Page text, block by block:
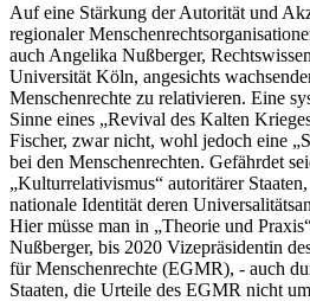
Auf eine Stärkung der Autorität und
regionaler
auch Angelika Nußberger,
Universität Köln, angesichts
Menschenrechte zu relativieren. Eine
Sinne eines „Revival des Kalten
Fischer, zwar nicht, wohl jedoch eine
bei den Menschenrechten. Gefährdet
„Kulturrelativismus“ autoritärer
nationale Identität deren
Hier müsse man in „Theorie und
Nußberger, bis 2020 Vizepräsidentin
für Menschenrechte (EGMR), - auch
Staaten, die Urteile des EGMR nicht